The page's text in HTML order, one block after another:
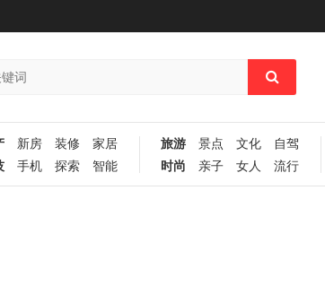
新房 装修
家居
手机 探索 智能
旅游 景点 文化
自驾
时尚
亲子 女人 流行